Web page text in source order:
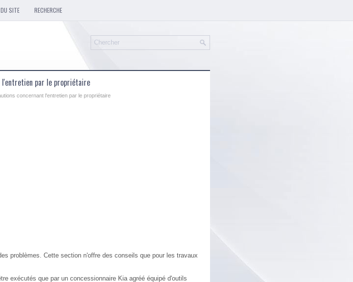
SITE RECHERCHE
l'entretien par le propriétaire
concernant l'entretien par le propriétaire
problèmes. Cette section n'offre des conseils que pour les travaux
exécutés que par un concessionnaire Kia agréé équipé d'outils